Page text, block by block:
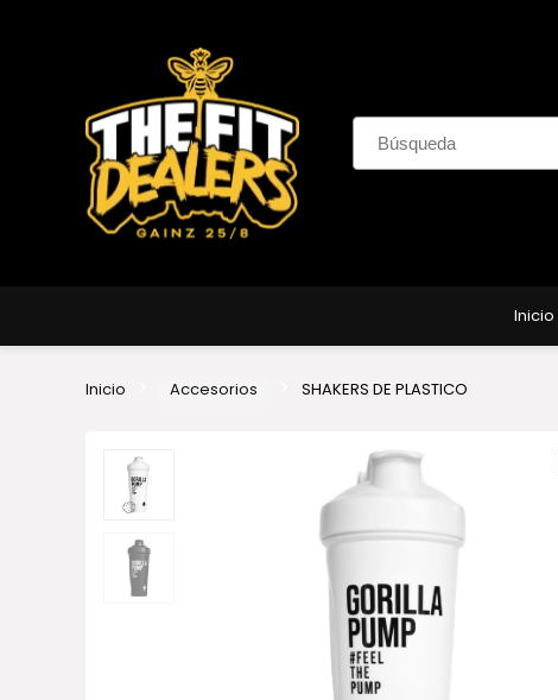
Inicio
Inicio Accesorios SHAKERS DE PLASTICO